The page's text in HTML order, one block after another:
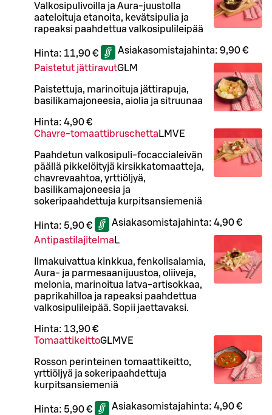
Valkosipulivoilla ja Aura-juustolla
aateloituja etanoita, kevätsipulia ja
rapeaksi paahdettua valkosipulileipää
Hinta: 11,90 € Asiakasomistajahinta: 9,90 €
Paistetut jättiravutGLM
Paistettuja, marinoituja jättirapuja,
basilikamajoneesia, aiolia ja sitruunaa
Hinta: 4,90 €
Chavre-tomaattibruschetta LMVE
Paahdetun valkosipuli-focaccialeivän
päällä pikkelöityjä kirsikkatomaatteja,
chavrevaahtoa, yrttiöljyä,
basilikamajoneesia ja
sokeripaahdettuja kurpitsansiemeniä
Hinta: 5,90 € Asiakasomistajahinta: 4,90 €
Antipastilajitelma L
Ilmakuivattua kinkkua, fenkolisalamia,
Aura- ja parmesaanijuustoa, oliiveja,
melonia, marinoitua latva-artisokkaa,
paprikahilloa ja rapeaksi paahdettua
valkosipulileipää. Sopii jaettavaksi.
Hinta: 13,90 €
TomaattikeittoGLMVE
Rosson perinteinen tomaattikeitto,
yrttiöljyä ja sokeripaahdettuja
kurpitsansiemeniä
Hinta: 5,90 € Asiakasomistajahinta: 4,90 €